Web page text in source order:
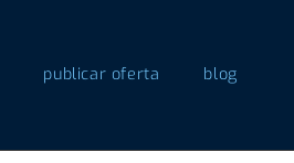
publicar oferta blog